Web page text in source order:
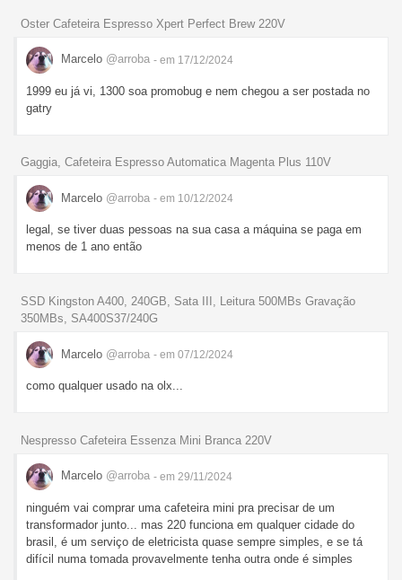
Oster Cafeteira Espresso Xpert Perfect Brew 220V
Marcelo @arroba - em 17/12/2024
1999 eu já vi, 1300 soa promobug e nem chegou a ser postada no
gatry
Gaggia, Cafeteira Espresso Automatica Magenta Plus 110V
Marcelo @arroba - em 10/12/2024
legal, se tiver duas pessoas na sua casa a máquina se paga em
menos de 1 ano então
SSD Kingston A400, 240GB, Sata III, Leitura 500MBs Gravação
350MBs, SA400S37/240G
Marcelo @arroba - em 07/12/2024
como qualquer usado na olx...
Nespresso Cafeteira Essenza Mini Branca 220V
Marcelo @arroba - em 29/11/2024
ninguém vai comprar uma cafeteira mini pra precisar de um
transformador junto... mas 220 funciona em qualquer cidade do
brasil, é um serviço de eletricista quase sempre simples, e se tá
difícil numa tomada provavelmente tenha outra onde é simples